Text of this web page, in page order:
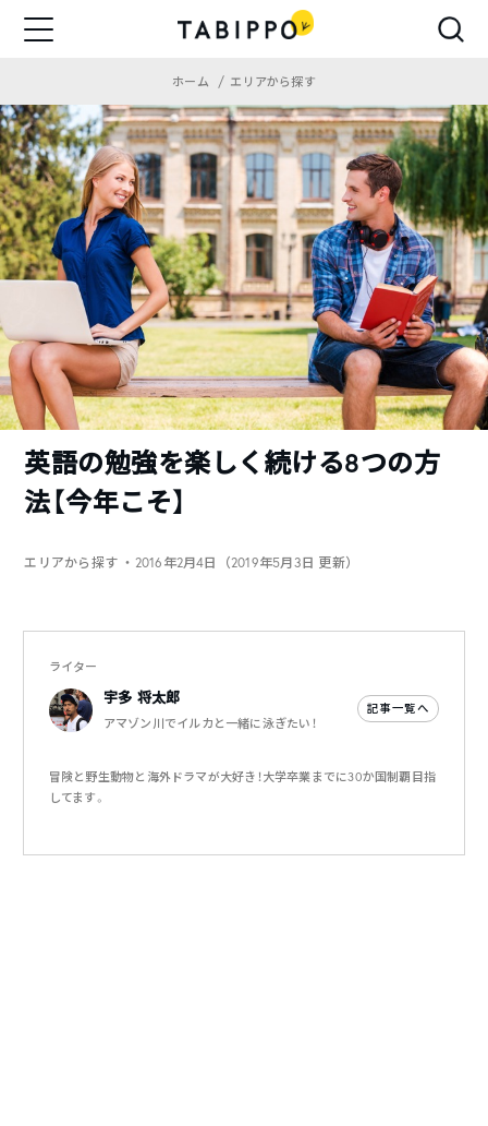
ホーム エリアから探す
英語の勉強を楽しく続ける8つの方
法【今年こそ】
エリアから探す ・2016年2月4日（2019年5月3日 更新）
ライター
宇多 将太郎
アマゾン川でイルカと一緒に泳ぎたい！
記事一覧へ
冒険と野生動物と海外ドラマが大好き！大学卒業までに30か国制覇目指
してます。